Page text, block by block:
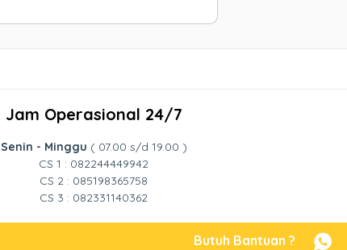
Jam Operasional 24/7
Senin - Minggu ( 07.00 s/d 19.00 )
CS 1 : 082244449942
CS 2 : 085198365758
CS 3 : 082331140362
Butuh Bantuan ?